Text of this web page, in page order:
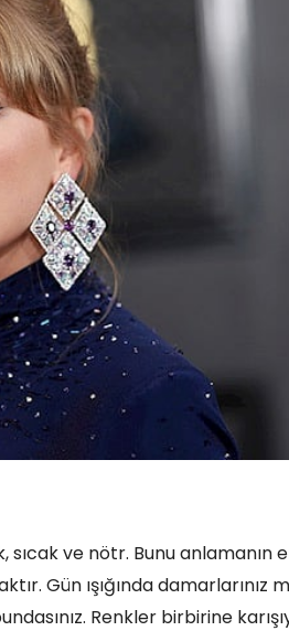
ve nötr. Bunu anlamanın
Gün ışığında
Renkler birbirine